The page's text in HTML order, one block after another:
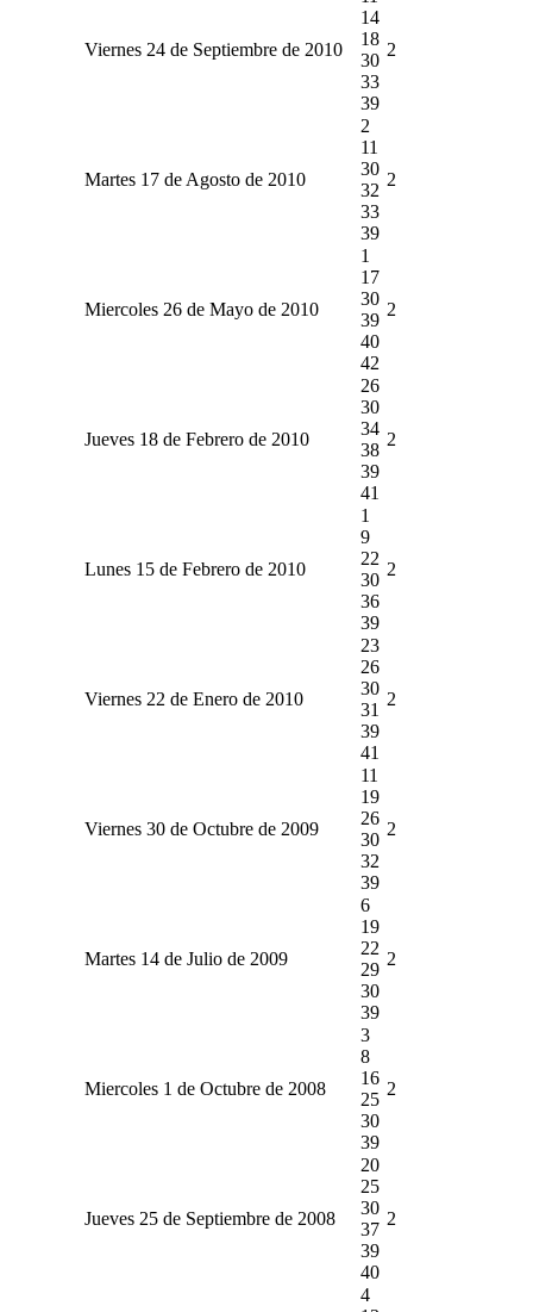
Viernes 24 de Septiembre de 2010
14
18
30
33
39
2
Martes 17 de Agosto de 2010
2
11
30
32
33
39
2
Miercoles 26 de Mayo de 2010
1
17
30
39
40
42
2
Jueves 18 de Febrero de 2010
26
30
34
38
39
41
2
Lunes 15 de Febrero de 2010
1
9
22
30
36
39
2
Viernes 22 de Enero de 2010
23
26
30
31
39
41
2
Viernes 30 de Octubre de 2009
11
19
26
30
32
39
2
Martes 14 de Julio de 2009
6
19
22
29
30
39
2
Miercoles 1 de Octubre de 2008
3
8
16
25
30
39
2
Jueves 25 de Septiembre de 2008
20
25
30
37
39
40
2
4